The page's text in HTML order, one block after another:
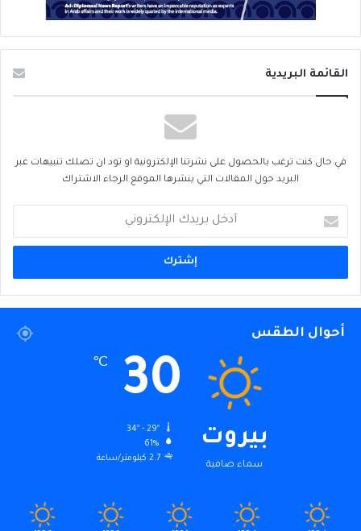
القائمة البريدية
في حال كنت ترغب بالحصول على نشرتنا الإلكترونية او تود ان تصلك تنبيهات عبر
البريد حول المقالات التي ينشرها الموقع الرجاء الاشتراك
بريدك
الإلكتروني
أحوال الطقس
بيروت
سماء صافية
30
℃
61%
2.7 كيلومتر/ساعة